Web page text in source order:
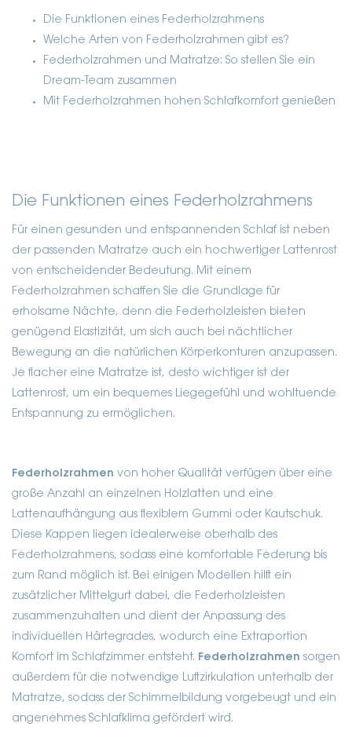
Die Funktionen eines Federholzrahmens
Welche Arten von Federholzrahmen gibt es?
Federholzrahmen und Matratze: So stellen Sie ein
Dream-Team zusammen
Mit Federholzrahmen hohen Schlafkomfort genießen
Die Funktionen eines Federholzrahmens
Für einen gesunden und entspannenden Schlaf ist neben
der passenden Matratze auch ein hochwertiger Lattenrost
von entscheidender Bedeutung. Mit einem
Federholzrahmen schaffen Sie die Grundlage für
erholsame Nächte, denn die Federholzleisten bieten
genügend Elastizität, um sich auch bei nächtlicher
Bewegung an die natürlichen Körperkonturen anzupassen.
Je flacher eine Matratze ist, desto wichtiger ist der
Lattenrost, um ein bequemes Liegegefühl und wohltuende
Entspannung zu ermöglichen.
Federholzrahmen von hoher Qualität verfügen über eine
große Anzahl an einzelnen Holzlatten und eine
Lattenaufhängung aus flexiblem Gummi oder Kautschuk.
Diese Kappen liegen idealerweise oberhalb des
Federholzrahmens, sodass eine komfortable Federung bis
zum Rand möglich ist. Bei einigen Modellen hilft ein
zusätzlicher Mittelgurt dabei, die Federholzleisten
zusammenzuhalten und dient der Anpassung des
individuellen Härtegrades, wodurch eine Extraportion
Komfort im Schlafzimmer entsteht. Federholzrahmen sorgen
außerdem für die notwendige Luftzirkulation unterhalb der
Matratze, sodass der Schimmelbildung vorgebeugt und ein
angenehmes Schlafklima gefördert wird.